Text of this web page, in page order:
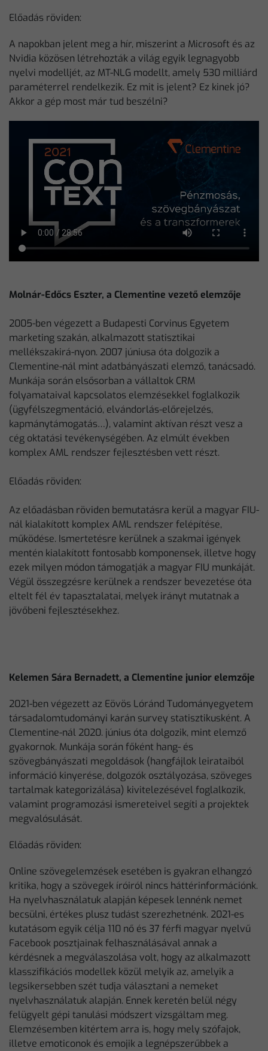
Előadás röviden:
A napokban jelent meg a hír, miszerint a Microsoft és az
Nvidia közösen létrehozták a világ egyik legnagyobb
nyelvi modelljét, az MT-NLG modellt, amely 530 milliárd
paraméterrel rendelkezik. Ez mit is jelent? Ez kinek jó?
Akkor a gép most már tud beszélni?
Molnár-Edőcs Eszter, a Clementine vezető elemzője
2005-ben végezett a Budapesti Corvinus Egyetem
marketing szakán, alkalmazott statisztikai
mellékszakirá-nyon. 2007 júniusa óta dolgozik a
Clementine-nál mint adatbányászati elemző, tanácsadó.
Munkája során elsősorban a vállaltok CRM
folyamataival kapcsolatos elemzésekkel foglalkozik
(ügyfélszegmentáció, elvándorlás-előrejelzés,
kapmánytámogatás…), valamint aktívan részt vesz a
cég oktatási tevékenységében. Az elmúlt években
komplex AML rendszer fejlesztésben vett részt.
Előadás röviden:
Az előadásban röviden bemutatásra kerül a magyar FIU-
nál kialakított komplex AML rendszer felépítése,
működése. Ismertetésre kerülnek a szakmai igények
mentén kialakított fontosabb komponensek, illetve hogy
ezek milyen módon támogatják a magyar FIU munkáját.
Végül összegzésre kerülnek a rendszer bevezetése óta
eltelt fél év tapasztalatai, melyek irányt mutatnak a
jövőbeni fejlesztésekhez.
Kelemen Sára Bernadett, a Clementine junior elemzője
2021-ben végezett az Eövös Lóránd Tudományegyetem
társadalomtudományi karán survey statisztikusként. A
Clementine-nál 2020. június óta dolgozik, mint elemző
gyakornok. Munkája során főként hang- és
szövegbányászati megoldások (hangfájlok leirataiból
információ kinyerése, dolgozók osztályozása, szöveges
tartalmak kategorizálása) kivitelezésével foglalkozik,
valamint programozási ismereteivel segíti a projektek
megvalósulását.
Előadás röviden:
Online szövegelemzések esetében is gyakran elhangzó
kritika, hogy a szövegek íróiról nincs háttérinformációnk.
Ha nyelvhasználatuk alapján képesek lennénk nemet
becsülni, értékes plusz tudást szerezhetnénk. 2021-es
kutatásom egyik célja 110 nő és 37 férfi magyar nyelvű
Facebook posztjainak felhasználásával annak a
kérdésnek a megválaszolása volt, hogy az alkalmazott
klasszifikációs modellek közül melyik az, amelyik a
legsikersebben szét tudja választani a nemeket
nyelvhasználatuk alapján. Ennek keretén belül négy
felügyelt gépi tanulási módszert vizsgáltam meg.
Elemzésemben kitértem arra is, hogy mely szófajok,
illetve emoticonok és emojik a legnépszerűbbek a